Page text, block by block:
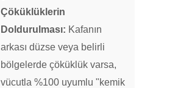
Çöküklüklerin
Doldurulması: Kafanın
arkası düzse veya belirli
bölgelerde çöküklük varsa,
vücutla %100 uyumlu "kemik